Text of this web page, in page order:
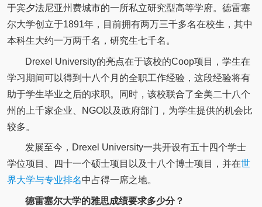
于宾夕法尼亚州费城市的一所私立研究型高等学府。德雷塞
尔大学创立于1891年，目前拥有两万三千多名在校生，其中
本科生大约一万两千名，研究生七千名。
Drexel University的亮点在于该校的Coop项目，学生在
学习期间可以得到十八个月的全职工作经验，这段经验将有
助于学生毕业之后的求职。同时，该校联合了全美二十八个
州的上千家企业、NGO以及政府部门，为学生提供的机会比
较多。
发展至今，Drexel University一共开设有五十四个学士
学位项目、四十一个硕士项目以及十八个博士项目，并在世
界大学与专业排名中占得一席之地。
德雷塞尔大学的雅思成绩要求多少分？